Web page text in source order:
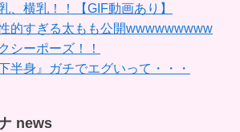
横乳！！【GIF動画あり】
的すぎる太もも公開wwwwwwwww
ーポーズ！！
半身』ガチでエグいって・・・
news